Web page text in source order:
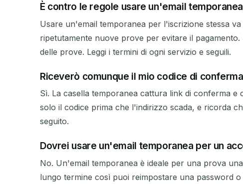
È contro le regole usare un'email
Usare un'email temporanea per l'iscrizione stessa
ripetutamente nuove prove per evitare il
delle prove. Leggi i termini di ogni servizio e seguili.
Riceverò comunque il mio codice di
Sì. La casella temporanea cattura link di conferma
solo il codice prima che l'indirizzo scada, e ricorda
seguito.
Dovrei usare un'email temporanea per un
No. Un'email temporanea è ideale per una prova
lungo termine così puoi reimpostare una password